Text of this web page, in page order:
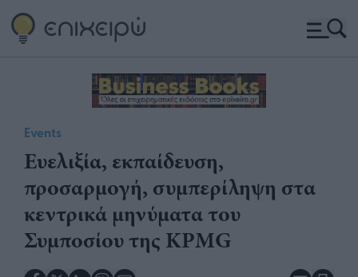
Events
Ευελιξία, εκπαίδευση,
προσαρμογή, συμπερίληψη στα
κεντρικά μηνύματα του
Συμποσίου της KPMG